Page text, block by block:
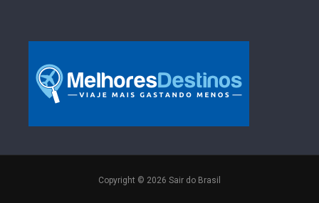
Copyright © 2026 Sair do Brasil